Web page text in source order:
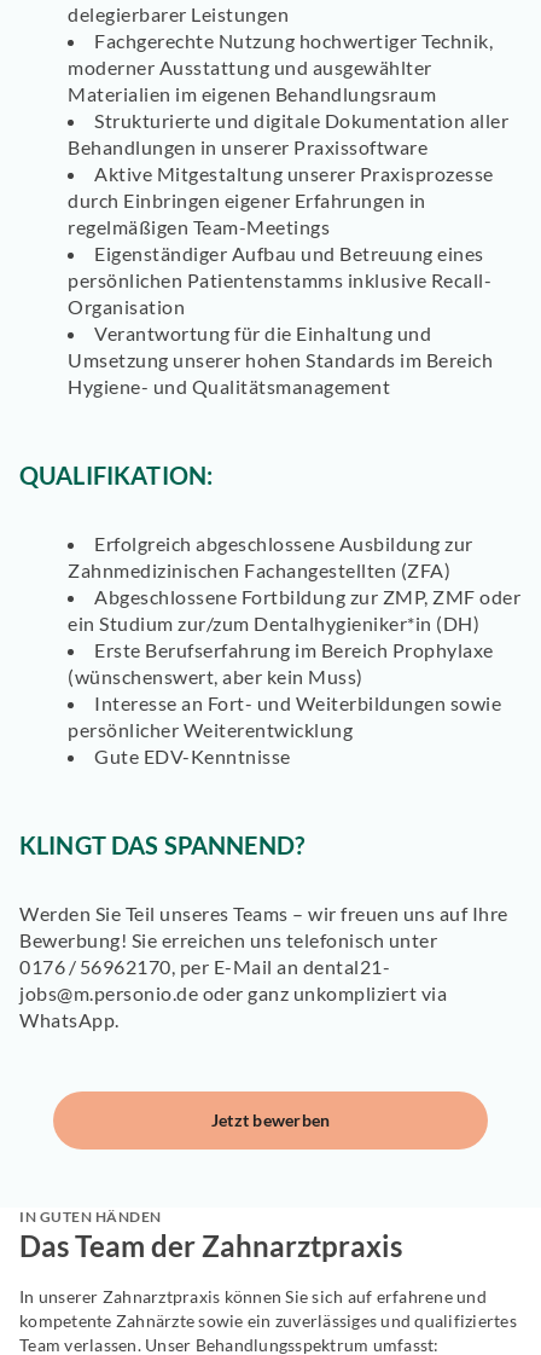
delegierbarer Leistungen
Fachgerechte Nutzung hochwertiger Technik,
moderner Ausstattung und ausgewählter
Materialien im eigenen Behandlungsraum
Strukturierte und digitale Dokumentation aller
Behandlungen in unserer Praxissoftware
Aktive Mitgestaltung unserer Praxisprozesse
durch Einbringen eigener Erfahrungen in
regelmäßigen Team-Meetings
Eigenständiger Aufbau und Betreuung eines
persönlichen Patientenstamms inklusive Recall-
Organisation
Verantwortung für die Einhaltung und
Umsetzung unserer hohen Standards im Bereich
Hygiene- und Qualitätsmanagement
QUALIFIKATION:
Erfolgreich abgeschlossene Ausbildung zur
Zahnmedizinischen Fachangestellten (ZFA)
Abgeschlossene Fortbildung zur ZMP, ZMF oder
ein Studium zur/zum Dentalhygieniker*in (DH)
Erste Berufserfahrung im Bereich Prophylaxe
(wünschenswert, aber kein Muss)
Interesse an Fort- und Weiterbildungen sowie
persönlicher Weiterentwicklung
Gute EDV-Kenntnisse
KLINGT DAS SPANNEND?
Werden Sie Teil unseres Teams – wir freuen uns auf Ihre
Bewerbung! Sie erreichen uns telefonisch unter
0176 / 56962170, per E-Mail an dental21-
jobs@m.personio.de oder ganz unkompliziert via
WhatsApp.
Jetzt bewerben
IN GUTEN HÄNDEN
Das Team der Zahnarztpraxis
In unserer Zahnarztpraxis können Sie sich auf erfahrene und
kompetente Zahnärzte sowie ein zuverlässiges und qualifiziertes
Team verlassen. Unser Behandlungsspektrum umfasst: